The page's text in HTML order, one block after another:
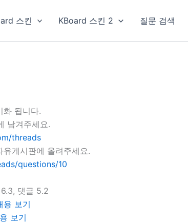
스킨 KBoard 스킨 2 질문 검색
화 됩니다.
남겨주세요.
threads
게시판에 올려주세요.
questions/10
댓글 5.2
용 보기
보기